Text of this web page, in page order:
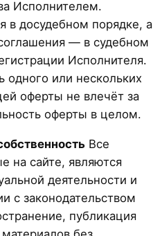
Исполнителем.
в досудебном порядке, а
— в судебном
Исполнителя.
одного или нескольких
оферты не влечёт за
оферты в целом.
Все
на сайте, являются
деятельности и
с законодательством
публикация